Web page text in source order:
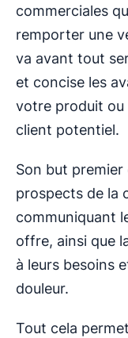
commerciales
remporter une
va avant tout
et concise les
votre produit
client potentiel.
Son but
prospects de la
communiquant
offre, ainsi que
à leurs besoins
douleur.
Tout cela